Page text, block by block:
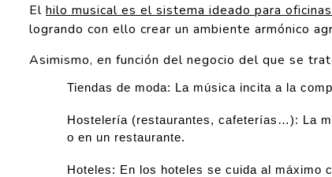
El hilo musical es el sistema ideado para
logrando con ello crear un ambiente armónico
Asimismo, en función del negocio del que se
Tiendas de moda: La música incita a la
Hostelería (restaurantes, cafeterías…): La
o en un restaurante.
Hoteles: En los hoteles se cuida al máximo